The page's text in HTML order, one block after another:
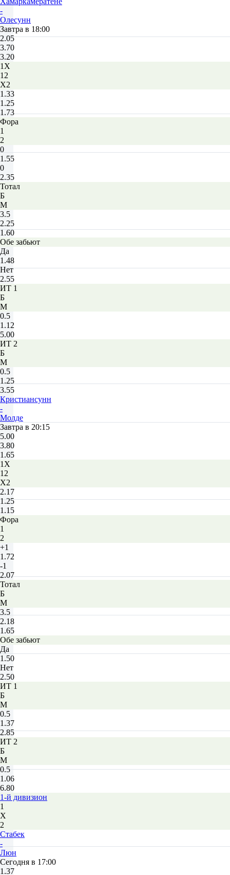
-
Олесунн
Завтра в 18:00
2.05
3.70
3.20
1X
12
X2
1.33
1.25
1.73
Фора
1
2
0
1.55
0
2.35
Тотал
Б
М
3.5
2.25
1.60
Обе забьют
Да
1.48
Нет
2.55
ИТ 1
Б
М
0.5
1.12
5.00
ИТ 2
Б
М
0.5
1.25
3.55
Кристиансунн
-
Молде
Завтра в 20:15
5.00
3.80
1.65
1X
12
X2
2.17
1.25
1.15
Фора
1
2
+1
1.72
-1
2.07
Тотал
Б
М
3.5
2.18
1.65
Обе забьют
Да
1.50
Нет
2.50
ИТ 1
Б
М
0.5
1.37
2.85
ИТ 2
Б
М
0.5
1.06
6.80
1-й дивизион
1
Х
2
Стабек
-
Люн
Сегодня в 17:00
1.37